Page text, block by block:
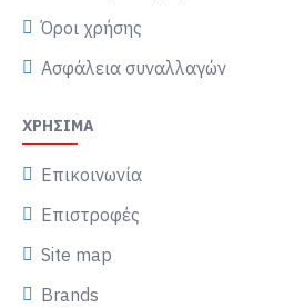
Όροι χρήσης
Ασφάλεια συναλλαγών
ΧΡΉΣΙΜΑ
Επικοινωνία
Επιστροφές
Site map
Brands